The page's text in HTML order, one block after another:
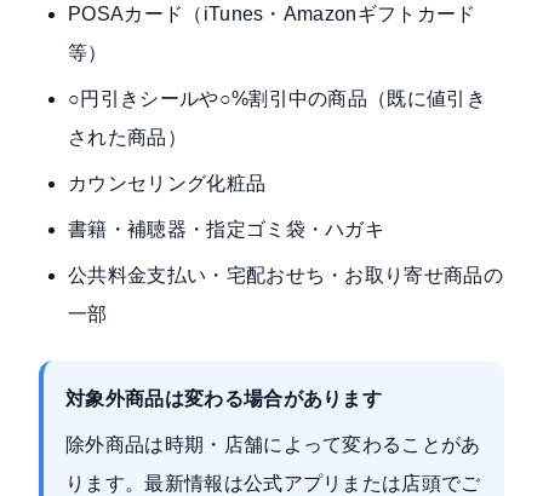
POSAカード（iTunes・Amazonギフトカード
等）
○円引きシールや○%割引中の商品（既に値引き
された商品）
カウンセリング化粧品
書籍・補聴器・指定ゴミ袋・ハガキ
公共料金支払い・宅配おせち・お取り寄せ商品の
一部
対象外商品は変わる場合があります
除外商品は時期・店舗によって変わることがあ
ります。最新情報は公式アプリまたは店頭でご